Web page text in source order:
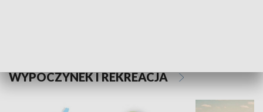
WYPOCZYNEK I REKREACJA